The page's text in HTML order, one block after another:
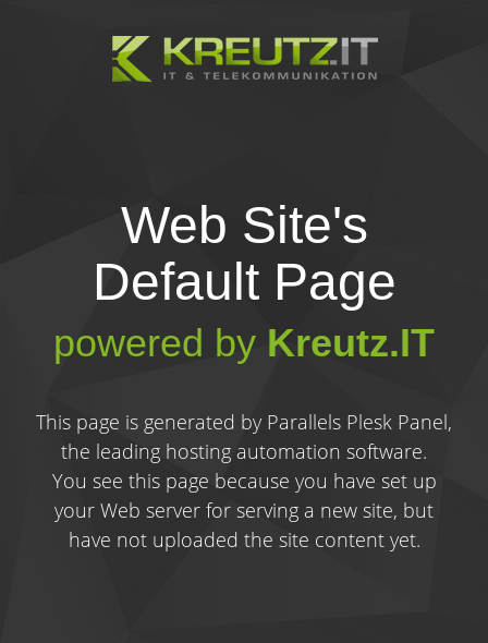
Web Site's
Default Page
powered by Kreutz.IT
This page is generated by Parallels Plesk Panel,
the leading hosting automation software.
You see this page because you have set up
your Web server for serving a new site, but
have not uploaded the site content yet.